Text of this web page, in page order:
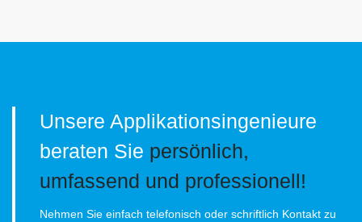
Unsere Applikationsingenieure
beraten Sie persönlich,
umfassend und professionell!
Nehmen Sie einfach telefonisch oder schriftlich Kontakt zu